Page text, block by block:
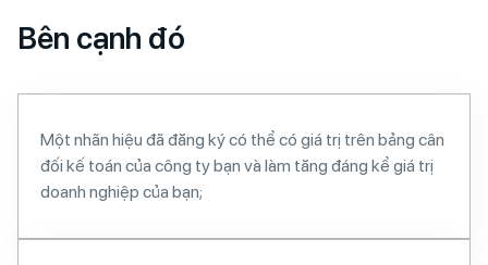
Bên cạnh đó
Một nhãn hiệu đã đăng ký có thể có giá trị trên bảng cân
đối kế toán của công ty bạn và làm tăng đáng kể giá trị
doanh nghiệp của bạn;